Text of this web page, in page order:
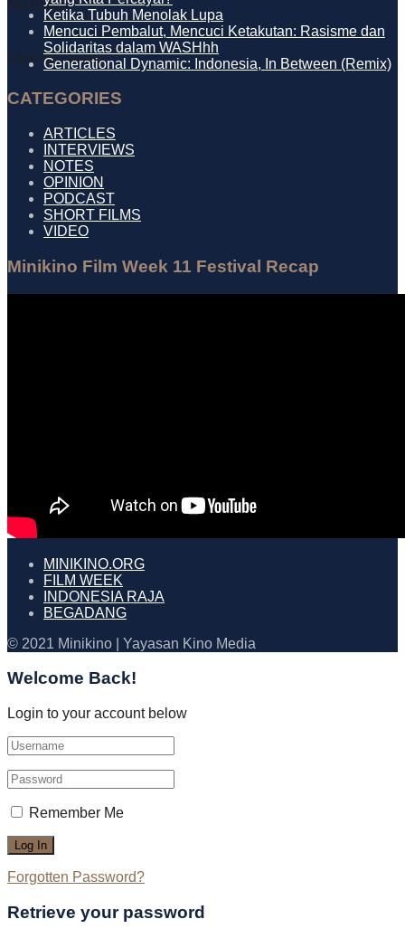
No Result
View All Result
Ketika Tubuh Menolak Lupa
Mencuci Pembalut, Mencuci Ketakutan: Rasisme dan
Solidaritas dalam WASHhh
Generational Dynamic: Indonesia, In Between (Remix)
CATEGORIES
ARTICLES
INTERVIEWS
NOTES
OPINION
PODCAST
SHORT FILMS
VIDEO
Minikino Film Week 11 Festival Recap
MINIKINO.ORG
FILM WEEK
INDONESIA RAJA
BEGADANG
© 2021 Minikino | Yayasan Kino Media
Welcome Back!
Login to your account below
Remember Me
Forgotten Password?
Retrieve your password